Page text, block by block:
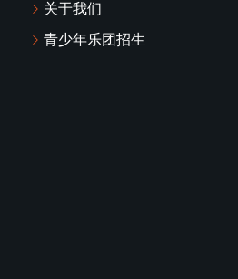
关于我们
青少年乐团招生